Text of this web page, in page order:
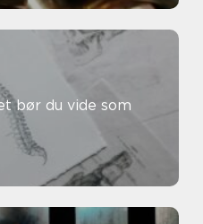
bør du vide som